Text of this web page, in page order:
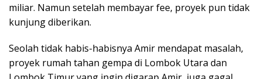
miliar. Namun setelah membayar fee, proyek pun tidak
kunjung diberikan.
Seolah tidak habis-habisnya Amir mendapat masalah,
proyek rumah tahan gempa di Lombok Utara dan